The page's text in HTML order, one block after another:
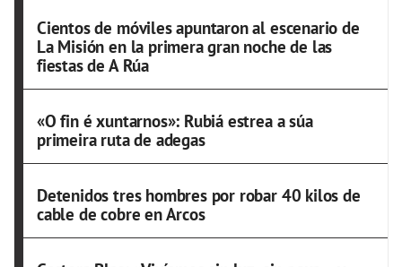
Cientos de móviles apuntaron al escenario de
La Misión en la primera gran noche de las
fiestas de A Rúa
«O fin é xuntarnos»: Rubiá estrea a súa
primeira ruta de adegas
Detenidos tres hombres por robar 40 kilos de
cable de cobre en Arcos